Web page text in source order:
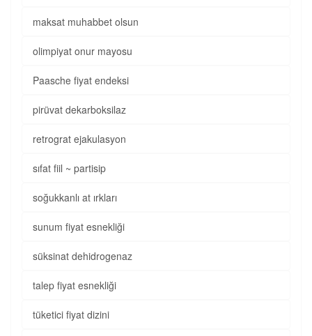
maksat muhabbet olsun
olimpiyat onur mayosu
Paasche fiyat endeksi
pirüvat dekarboksilaz
retrograt ejakulasyon
sıfat fiil ~ partisip
soğukkanlı at ırkları
sunum fiyat esnekliği
süksinat dehidrogenaz
talep fiyat esnekliği
tüketici fiyat dizini